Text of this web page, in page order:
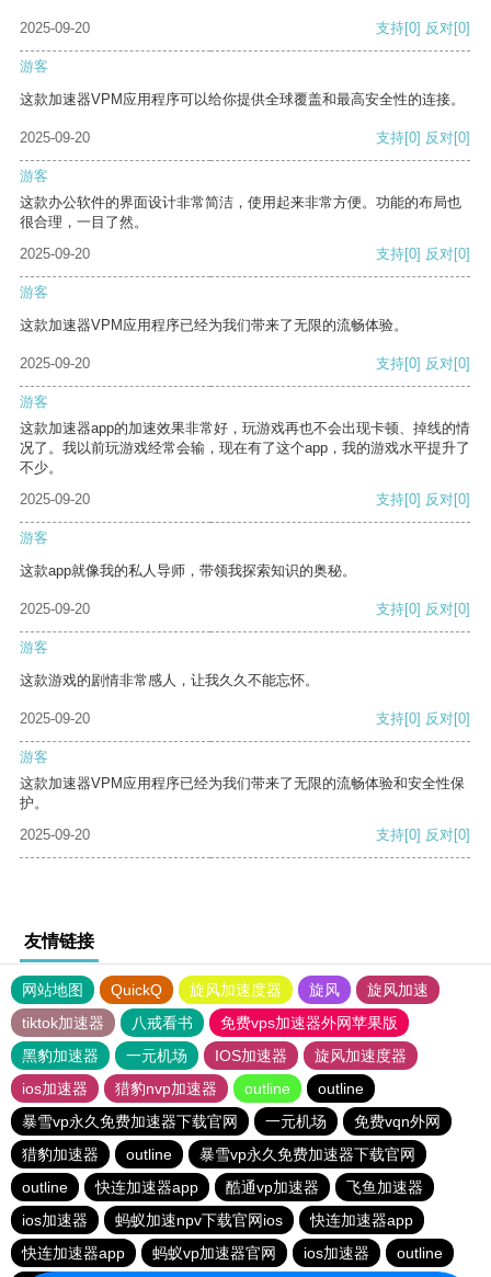
2025-09-20 支持[0] 反对[0]
游客
这款加速器VPM应用程序可以给你提供全球覆盖和最高安全性的连接。
2025-09-20 支持[0] 反对[0]
游客
这款办公软件的界面设计非常简洁，使用起来非常方便。功能的布局也
很合理，一目了然。
2025-09-20
支持[0] 反对[0]
游客
这款加速器VPM应用程序已经为我们带来了无限的流畅体验。
2025-09-20 支持[0] 反对[0]
游客
这款加速器app的加速效果非常好，玩游戏再也不会出现卡顿、掉线的情
况了。我以前玩游戏经常会输，现在有了这个app，我的游戏水平提升了
不少。
2025-09-20
支持[0] 反对[0]
游客
这款app就像我的私人导师，带领我探索知识的奥秘。
2025-09-20 支持[0] 反对[0]
游客
这款游戏的剧情非常感人，让我久久不能忘怀。
2025-09-20 支持[0] 反对[0]
游客
这款加速器VPM应用程序已经为我们带来了无限的流畅体验和安全性保
护。
2025-09-20
支持[0] 反对[0]
友情链接
网站地图 QuickQ 旋风加速度器 旋风
旋风加速
tiktok加速器
八戒看书
免费vps加速器外网苹果版
黑豹加速器
一元机场 IOS加速器
旋风加速度器
ios加速器
猎豹nvp加速器 outline
outline
暴雪vp永久免费加速器下载官网
一元机场
免费vqn外网
猎豹加速器
outline
暴雪vp永久免费加速器下载官网
outline
快连加速器app 酷通vp加速器
飞鱼加速器
ios加速器
蚂蚁加速npv下载官网ios
快连加速器app
快连加速器app
蚂蚁vp加速器官网 ios加速器 outline